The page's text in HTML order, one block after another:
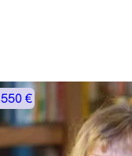
550 €